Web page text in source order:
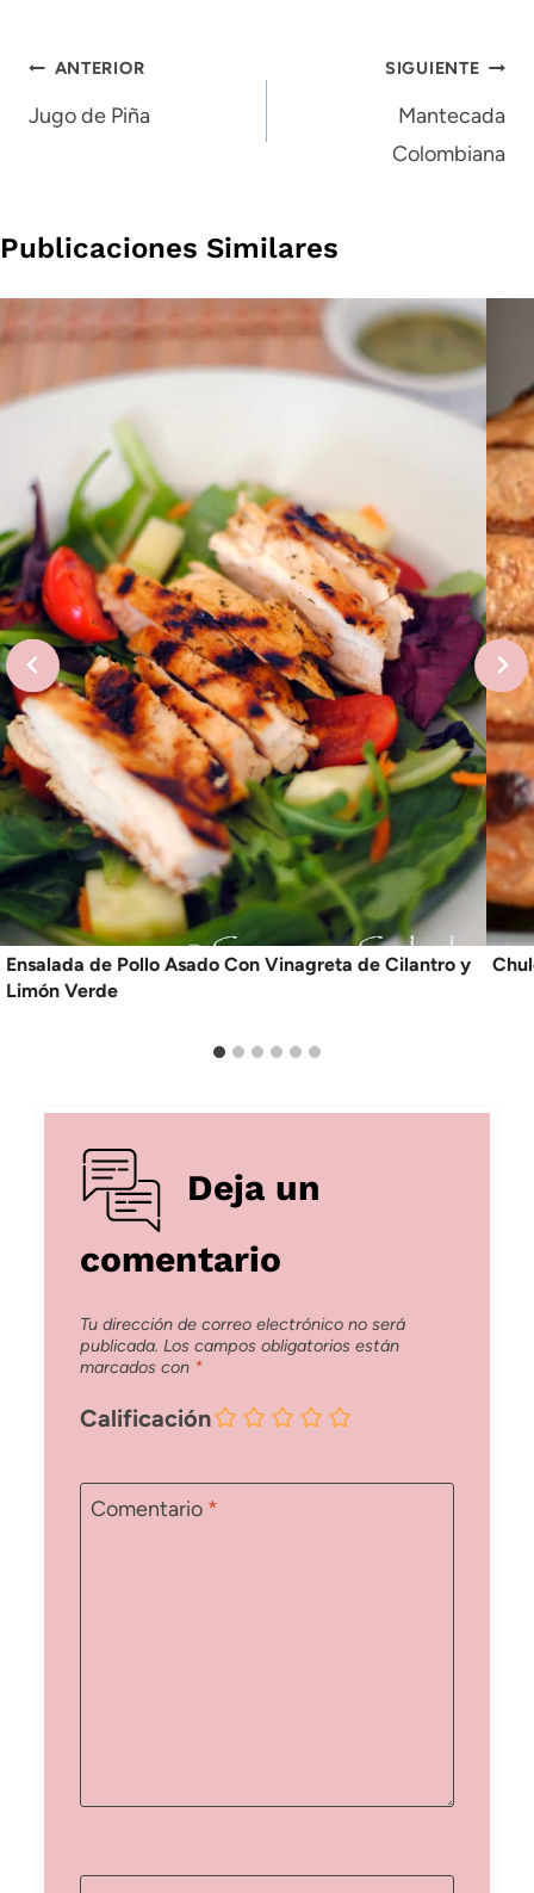
Navegación
de
ANTERIOR
Jugo de Piña
SIGUIENTE
Mantecada
Colombiana
Publicaciones Similares
Ensalada de Pollo Asado Con Vinagreta de Cilantro y
Limón Verde
Deja un
comentario
Tu dirección de correo electrónico no será
publicada. Los campos obligatorios están
marcados con *
Calificación
Comentario *